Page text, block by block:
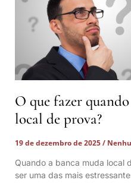
O que fazer
local de prova?
19 de dezembro de 2025
Quando a banca muda local
ser uma das mais